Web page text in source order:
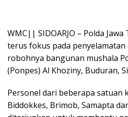
WMC|| SIDOARJO – Polda
terus fokus pada
robohnya bangunan mushala
(Ponpes) Al Khoziny, Buduran,
Personel dari beberapa satuan
Biddokkes, Brimob, Samapta